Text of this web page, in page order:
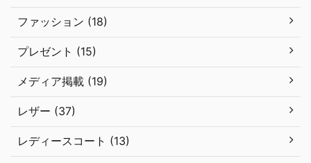
ファッション (18)
プレゼント (15)
メディア掲載 (19)
レザー (37)
レディースコート (13)